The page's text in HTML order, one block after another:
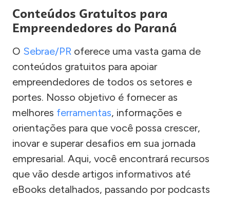
Conteúdos Gratuitos para
Empreendedores do Paraná
O Sebrae/PR oferece uma vasta gama de
conteúdos gratuitos para apoiar
empreendedores de todos os setores e
portes. Nosso objetivo é fornecer as
melhores ferramentas, informações e
orientações para que você possa crescer,
inovar e superar desafios em sua jornada
empresarial. Aqui, você encontrará recursos
que vão desde artigos informativos até
eBooks detalhados, passando por podcasts